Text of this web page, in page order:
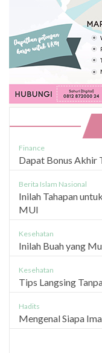
Finance
Dapat Bonus Akhir
Berita Islam Nasional
Inilah Tahapan
MUI
Kesehatan
Inilah Buah yang
Kesehatan
Tips Langsing
Hadits
Mengenal Siapa